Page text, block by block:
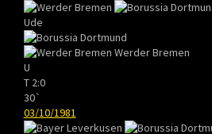
Ude
Werder Bremen
U
T 2:0
30`
03/10/1981